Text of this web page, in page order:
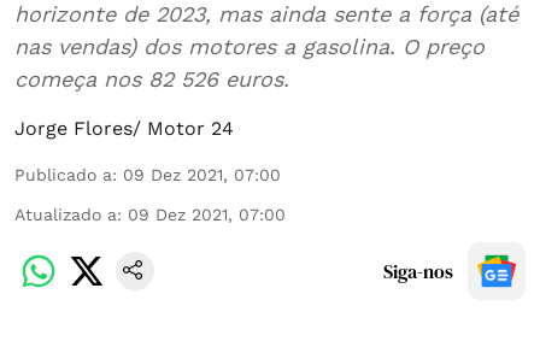
horizonte de 2023, mas ainda sente a força (até
nas vendas) dos motores a gasolina. O preço
começa nos 82 526 euros.
Jorge Flores/ Motor 24
Publicado a: 09 Dez 2021, 07:00
Atualizado a: 09 Dez 2021, 07:00
Siga-nos